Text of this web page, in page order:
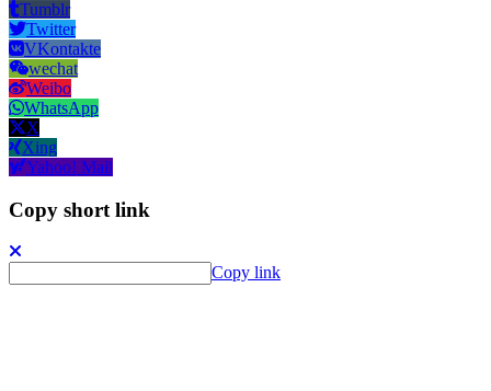
Tumblr
Twitter
VKontakte
wechat
Weibo
WhatsApp
X
Xing
Yahoo! Mail
Copy short link
Copy link